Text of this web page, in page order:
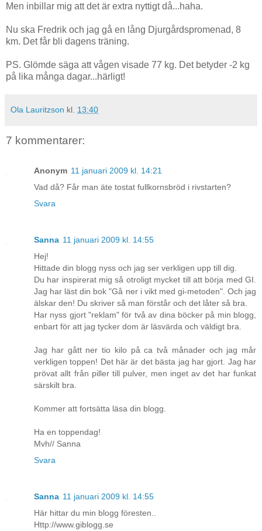
Men inbillar mig att det är extra nyttigt då...haha.
Nu ska Fredrik och jag gå en lång Djurgårdspromenad, 8
km. Det får bli dagens träning.
PS. Glömde säga att vågen visade 77 kg. Det betyder -2 kg
på lika många dagar...härligt!
Ola Lauritzson kl. 13:40
7 kommentarer:
Anonym 11 januari 2009 kl. 14:21
Vad då? Får man äte tostat fullkornsbröd i rivstarten?
Svara
Sanna 11 januari 2009 kl. 14:55
Hej!
Hittade din blogg nyss och jag ser verkligen upp till dig.
Du har inspirerat mig så otroligt mycket till att börja med GI.
Jag har läst din bok "Gå ner i vikt med gi-metoden". Och jag
älskar den! Du skriver så man förstår och det låter så bra.
Har nyss gjort "reklam" för två av dina böcker på min blogg,
enbart för att jag tycker dom är läsvärda och väldigt bra.
Jag har gått ner tio kilo på ca två månader och jag mår
verkligen toppen! Det här är det bästa jag har gjort. Jag har
prövat allt från piller till pulver, men inget av det har funkat
särskilt bra.
Kommer att fortsätta läsa din blogg.
Ha en toppendag!
Mvh// Sanna
Svara
Sanna 11 januari 2009 kl. 14:55
Här hittar du min blogg föresten..
Http://www.giblogg.se